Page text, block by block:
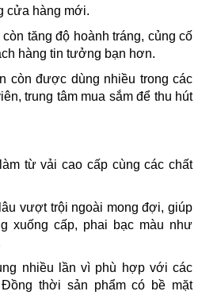
cửa hàng mới.
tăng độ hoành tráng, củng cố
hàng tin tưởng bạn hơn.
còn được dùng nhiều trong các
trung tâm mua sắm để thu hút
từ vải cao cấp cùng các chất
vượt trội ngoài mong đợi, giúp
xuống cấp, phai bạc màu như
nhiều lần vì phù hợp với các
thời sản phẩm có bề mặt